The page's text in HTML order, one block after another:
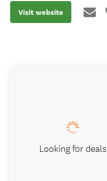
Visit website
Looking for deals